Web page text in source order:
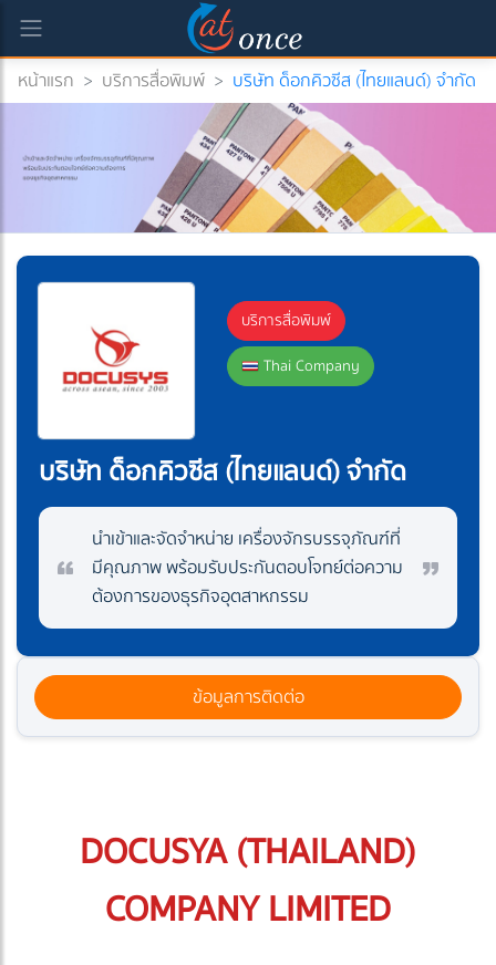
หน้าแรก > บริการสื่อพิมพ์ > บริษัท ด็อกคิวซีส (ไทยแลนด์) จำกัด
บริการสื่อพิมพ์
Thai Company
บริษัท ด็อกคิวซีส (ไทยแลนด์) จำกัด
นำเข้าและจัดจำหน่าย เครื่องจักรบรรจุภัณฑ์ที่
มีคุณภาพ พร้อมรับประกันตอบโจทย์ต่อความ
ต้องการของธุรกิจอุตสาหกรรม
ข้อมูลการติดต่อ
DOCUSYA (THAILAND)
COMPANY LIMITED